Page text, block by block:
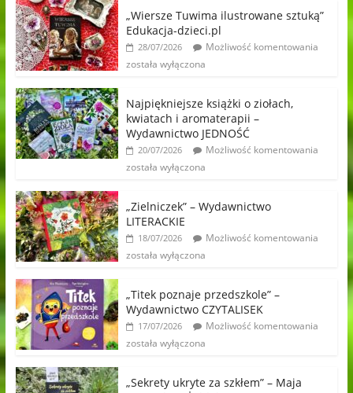
„Wiersze Tuwima ilustrowane sztuką”
Edukacja-dzieci.pl
28/07/2026
Możliwość komentowania
została wyłączona
Najpiękniejsze książki o ziołach,
kwiatach i aromaterapii –
Wydawnictwo JEDNOŚĆ
20/07/2026
Możliwość komentowania
została wyłączona
„Zielniczek” – Wydawnictwo
LITERACKIE
18/07/2026
Możliwość komentowania
została wyłączona
„Titek poznaje przedszkole” –
Wydawnictwo CZYTALISEK
17/07/2026
Możliwość komentowania
została wyłączona
„Sekrety ukryte za szkłem” – Maja